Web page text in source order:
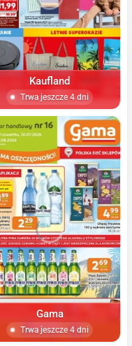
Kaufland
Trwa jeszcze 4 dni
Gama
Trwa jeszcze 4 dni